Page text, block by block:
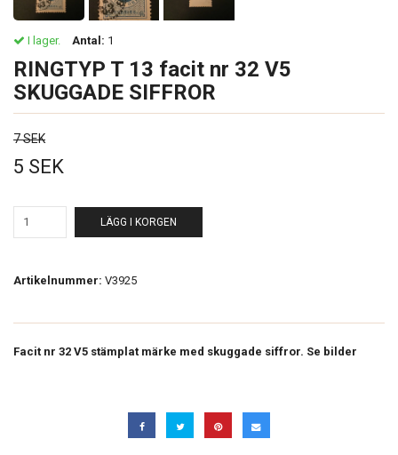
I lager. Antal: 1
RINGTYP T 13 facit nr 32 V5
SKUGGADE SIFFROR
7 SEK
5 SEK
LÄGG I KORGEN
Artikelnummer: V3925
Facit nr 32 V5 stämplat märke med skuggade siffror. Se bilder